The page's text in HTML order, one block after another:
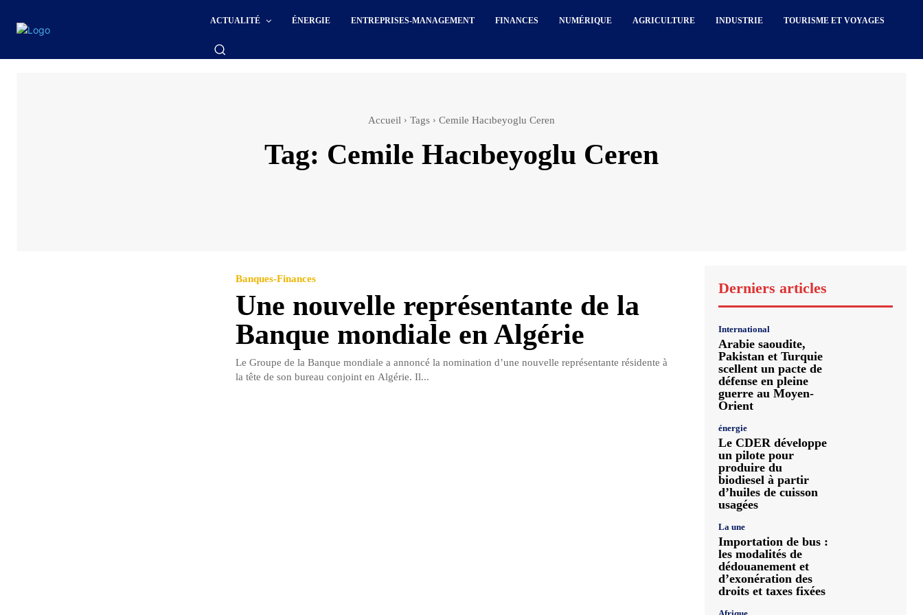
ACTUALITÉ ÉNERGIE ENTREPRISES-MANAGEMENT FINANCES NUMÉRIQUE AGRICULTURE INDUSTRIE TOURISME ET VOYAGES
Accueil Tags Cemile Hacıbeyoglu Ceren
Tag: Cemile Hacıbeyoglu Ceren
Banques-Finances
Une nouvelle représentante de la
Banque mondiale en Algérie
Le Groupe de la Banque mondiale a annoncé la nomination d’une nouvelle représentante résidente à
la tête de son bureau conjoint en Algérie. Il...
Derniers articles
International
Arabie saoudite,
Pakistan et Turquie
scellent un pacte de
défense en pleine
guerre au Moyen-
Orient
énergie
Le CDER développe
un pilote pour
produire du
biodiesel à partir
d’huiles de cuisson
usagées
La une
Importation de bus :
les modalités de
dédouanement et
d’exonération des
droits et taxes fixées